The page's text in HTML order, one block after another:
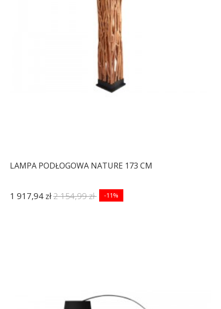
LAMPA PODŁOGOWA NATURE 173 CM
1 917,94 zł2 154,99 zł -11%